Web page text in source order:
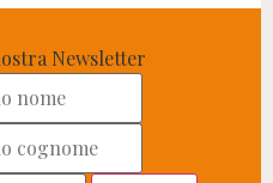
Newsletter